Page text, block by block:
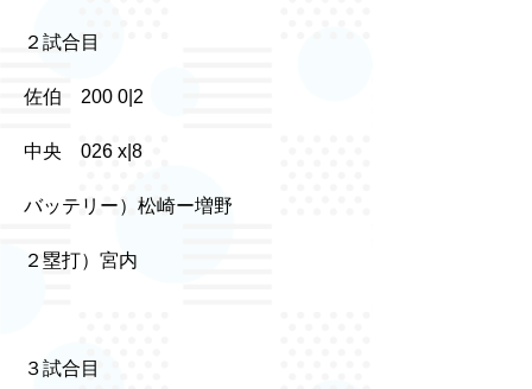
２試合目
佐伯 200 0|2
中央 026 x|8
バッテリー）松崎ー増野
２塁打）宮内
３試合目